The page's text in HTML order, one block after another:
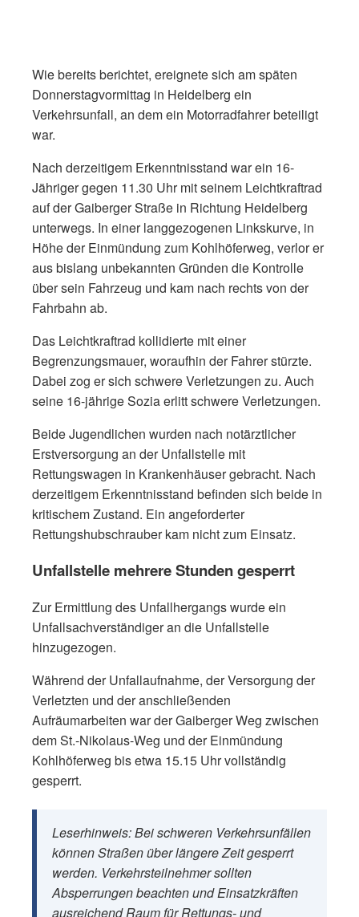
Wie bereits berichtet, ereignete sich am späten
Donnerstagvormittag in Heidelberg ein
Verkehrsunfall, an dem ein Motorradfahrer beteiligt
war.
Nach derzeitigem Erkenntnisstand war ein 16-
Jähriger gegen 11.30 Uhr mit seinem Leichtkraftrad
auf der Gaiberger Straße in Richtung Heidelberg
unterwegs. In einer langgezogenen Linkskurve, in
Höhe der Einmündung zum Kohlhöferweg, verlor er
aus bislang unbekannten Gründen die Kontrolle
über sein Fahrzeug und kam nach rechts von der
Fahrbahn ab.
Das Leichtkraftrad kollidierte mit einer
Begrenzungsmauer, woraufhin der Fahrer stürzte.
Dabei zog er sich schwere Verletzungen zu. Auch
seine 16-jährige Sozia erlitt schwere Verletzungen.
Beide Jugendlichen wurden nach notärztlicher
Erstversorgung an der Unfallstelle mit
Rettungswagen in Krankenhäuser gebracht. Nach
derzeitigem Erkenntnisstand befinden sich beide in
kritischem Zustand. Ein angeforderter
Rettungshubschrauber kam nicht zum Einsatz.
Unfallstelle mehrere Stunden gesperrt
Zur Ermittlung des Unfallhergangs wurde ein
Unfallsachverständiger an die Unfallstelle
hinzugezogen.
Während der Unfallaufnahme, der Versorgung der
Verletzten und der anschließenden
Aufräumarbeiten war der Gaiberger Weg zwischen
dem St.-Nikolaus-Weg und der Einmündung
Kohlhöferweg bis etwa 15.15 Uhr vollständig
gesperrt.
Leserhinweis: Bei schweren Verkehrsunfällen
können Straßen über längere Zeit gesperrt
werden. Verkehrsteilnehmer sollten
Absperrungen beachten und Einsatzkräften
ausreichend Raum für Rettungs- und